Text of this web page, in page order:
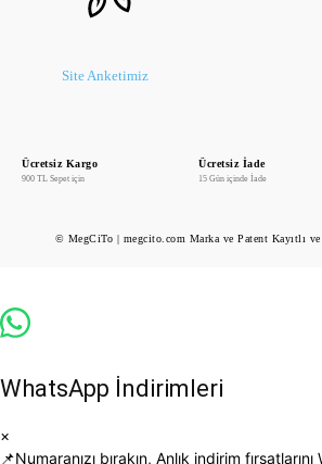
Site Anketimiz
Ücretsiz Kargo
900 TL Sepet için
Ücretsiz İade
15 Gün içinde İade
© MegCiTo | megcito.com Marka ve Patent Kayıtlı ve
WhatsApp İndirimleri
×
📌Numaranızı bırakın, Anlık indirim